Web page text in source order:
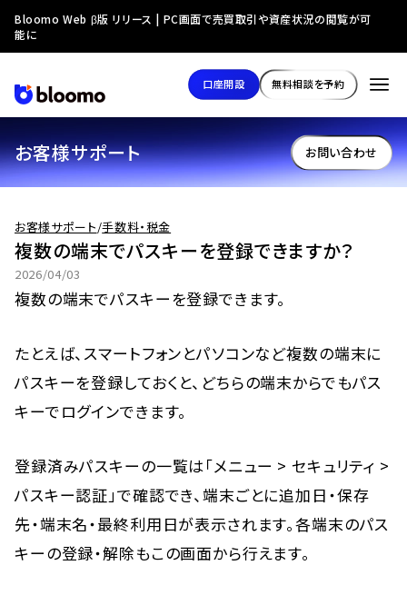
お客様サポート お問い合わせ
お客様サポート/手数料・税金
複数の端末でパスキーを登録できますか？
2026/04/03
複数の端末でパスキーを登録できます。
たとえば、スマートフォンとパソコンなど複数の端末に
パスキーを登録しておくと、どちらの端末からでもパス
キーでログインできます。
登録済みパスキーの一覧は「メニュー > セキュリティ >
パスキー認証」で確認でき、端末ごとに追加日・保存
先・端末名・最終利用日が表示されます。各端末のパス
キーの登録・解除もこの画面から行えます。
Bloomo Web β版 リリース | PC画面で売買取引や資産状況の閲覧が可
能に
口座開設 無料相談を予約